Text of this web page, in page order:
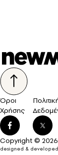
Όροι
Χρήσης
Copyright ©
designed &